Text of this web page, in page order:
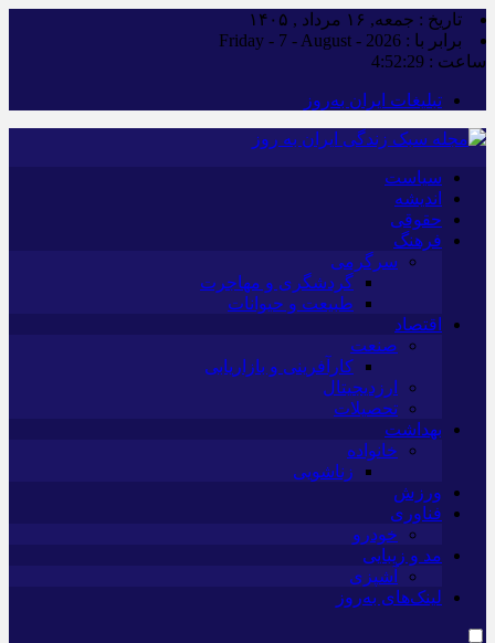
تاریخ : جمعه, ۱۶ مرداد , ۱۴۰۵
برابر با : Friday - 7 - August - 2026
ساعت : 4:52:31
تبلیغات ایران به‌روز
سیاست
اندیشه
حقوقی
فرهنگ
سرگرمی
گردشگری و مهاجرت
طبیعت و حیوانات
اقتصاد
صنعت
کارآفرینی و بازاریابی
ارزدیجیتال
تحصیلات
بهداشت
خانواده
زناشویی
ورزش
فناوری
خودرو
مد و زیبایی
آشپزی
لینک‌های به‌روز